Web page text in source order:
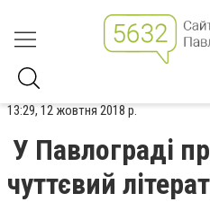
13:29, 12 жовтня 2018 р.
У Павлограді
чуттєвий